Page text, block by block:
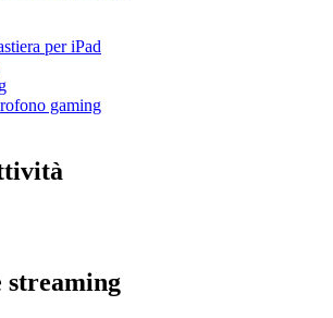
per iPad
gaming
streaming